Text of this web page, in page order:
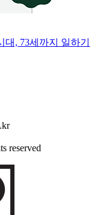
대, 73세까지 일하기
reserved